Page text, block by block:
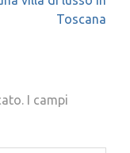
Toscana
I campi